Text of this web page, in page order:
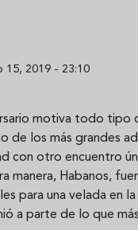
15, 2019 - 23:10
motiva todo tipo
de los más grandes
con otro encuentro
manera, Habanos,
para una velada en
a parte de lo que